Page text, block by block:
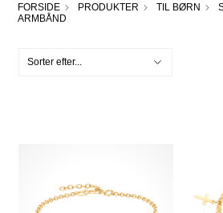
FORSIDE PRODUKTER TIL BØRN
ARMBÅND